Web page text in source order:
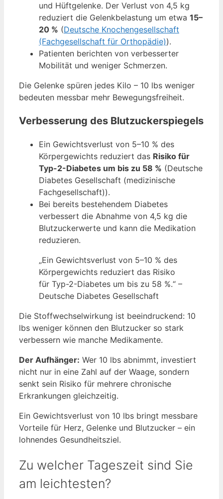
und Hüftgelenke. Der Verlust von 4,5 kg
reduziert die Gelenkbelastung um etwa 15–
20 % (Deutsche Knochengesellschaft
(Fachgesellschaft für Orthopädie)).
Patienten berichten von verbesserter
Mobilität und weniger Schmerzen.
Die Gelenke spüren jedes Kilo – 10 lbs weniger
bedeuten messbar mehr Bewegungsfreiheit.
Verbesserung des Blutzuckerspiegels
Ein Gewichtsverlust von 5–10 % des
Körpergewichts reduziert das Risiko für
Typ-2-Diabetes um bis zu 58 % (Deutsche
Diabetes Gesellschaft (medizinische
Fachgesellschaft)).
Bei bereits bestehendem Diabetes
verbessert die Abnahme von 4,5 kg die
Blutzuckerwerte und kann die Medikation
reduzieren.
„Ein Gewichtsverlust von 5–10 % des
Körpergewichts reduziert das Risiko
für Typ-2-Diabetes um bis zu 58 %.“ –
Deutsche Diabetes Gesellschaft
Die Stoffwechselwirkung ist beeindruckend: 10
lbs weniger können den Blutzucker so stark
verbessern wie manche Medikamente.
Der Aufhänger: Wer 10 lbs abnimmt, investiert
nicht nur in eine Zahl auf der Waage, sondern
senkt sein Risiko für mehrere chronische
Erkrankungen gleichzeitig.
Ein Gewichtsverlust von 10 lbs bringt messbare
Vorteile für Herz, Gelenke und Blutzucker – ein
lohnendes Gesundheitsziel.
Zu welcher Tageszeit sind Sie
am leichtesten?